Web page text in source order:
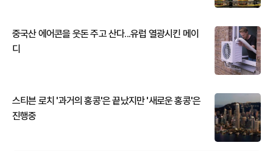
중국산 에어콘을 웃돈 주고 산다...유럽 열광시킨 메이
디
스티븐 로치 '과거의 홍콩'은 끝났지만 '새로운 홍콩'은
진행중